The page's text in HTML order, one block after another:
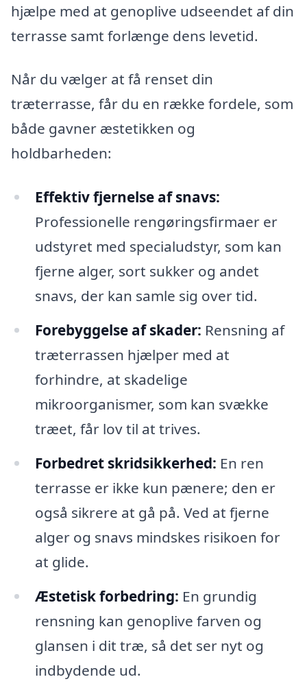
hjælpe med at genoplive udseendet af din
terrasse samt forlænge dens levetid.
Når du vælger at få renset din
træterrasse, får du en række fordele, som
både gavner æstetikken og
holdbarheden:
Effektiv fjernelse af snavs:
Professionelle rengøringsfirmaer er
udstyret med specialudstyr, som kan
fjerne alger, sort sukker og andet
snavs, der kan samle sig over tid.
Forebyggelse af skader: Rensning af
træterrassen hjælper med at
forhindre, at skadelige
mikroorganismer, som kan svække
træet, får lov til at trives.
Forbedret skridsikkerhed: En ren
terrasse er ikke kun pænere; den er
også sikrere at gå på. Ved at fjerne
alger og snavs mindskes risikoen for
at glide.
Æstetisk forbedring: En grundig
rensning kan genoplive farven og
glansen i dit træ, så det ser nyt og
indbydende ud.